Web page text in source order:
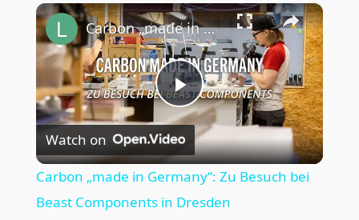
Play Unmute Fullscreen ×
Play
Video
Carbon „made in Germany“: Zu Besuch bei Beast Components in Dresden
Watch on
Carbon „made in Germany“: Zu Besuch bei
Beast Components in Dresden